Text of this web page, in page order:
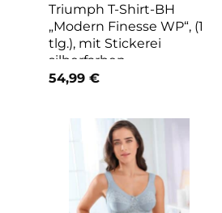
Triumph T-Shirt-BH
„Modern Finesse WP“, (1
tlg.), mit Stickerei
silberfarben
54,99 €